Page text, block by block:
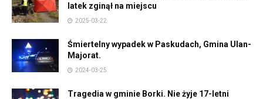
latek zginął na miejscu
2025-03-22
Śmiertelny wypadek w Paskudach, Gmina Ulan-
Majorat.
2024-03-25
Tragedia w gminie Borki. Nie żyje 17-letni